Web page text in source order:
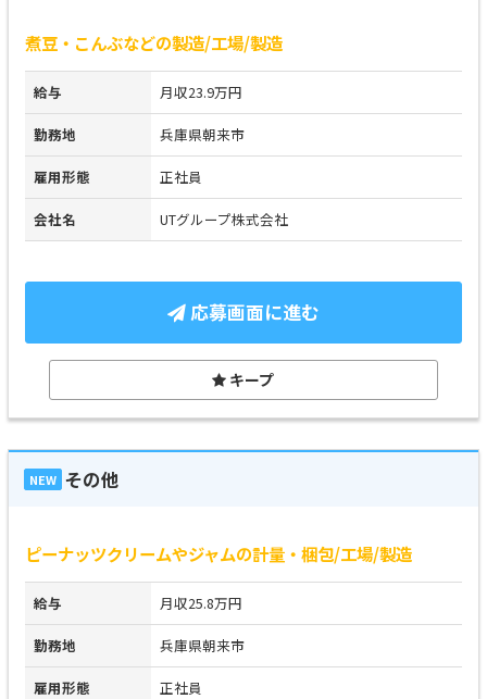
煮豆・こんぶなどの製造/工場/製造
給与 月収23.9万円
勤務地 兵庫県朝来市
雇用形態 正社員
会社名 UTグループ株式会社
応募画面に進む
キープ
NEW その他
ピーナッツクリームやジャムの計量・梱包/工場/製造
給与 月収25.8万円
勤務地 兵庫県朝来市
雇用形態 正社員